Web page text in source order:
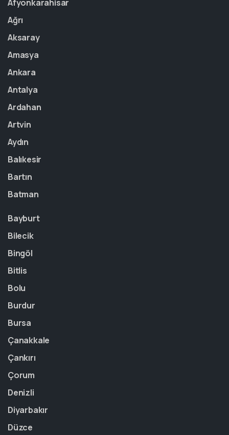
Afyonkarahisar
Ağrı
Aksaray
Amasya
Ankara
Antalya
Ardahan
Artvin
Aydın
Balıkesir
Bartın
Batman
Bayburt
Bilecik
Bingöl
Bitlis
Bolu
Burdur
Bursa
Çanakkale
Çankırı
Çorum
Denizli
Diyarbakır
Düzce